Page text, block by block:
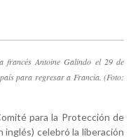
francés Antoine Galindo el 29 de
para regresar a Francia. (Foto:
para la Protección de
inglés) celebró la liberación